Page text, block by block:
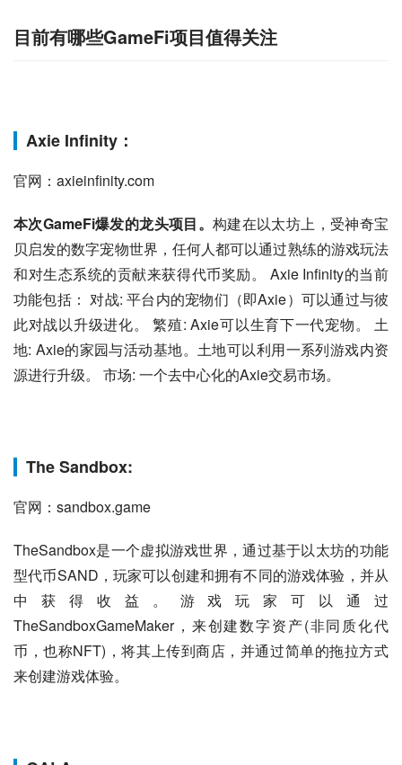
目前有哪些GameFi项目值得关注
Axie Infinity：
官网：axieinfinity.com
本次GameFi爆发的龙头项目。 构建在以太坊上，受神奇宝
贝启发的数字宠物世界，任何人都可以通过熟练的游戏玩法
和对生态系统的贡献来获得代币奖励。 Axie Infinity的当前
功能包括： 对战: 平台内的宠物们（即Axie）可以通过与彼
此对战以升级进化。 繁殖: Axie可以生育下一代宠物。 土
地: Axie的家园与活动基地。土地可以利用一系列游戏内资
源进行升级。 市场: 一个去中心化的Axie交易市场。
The Sandbox:
官网：sandbox.game
TheSandbox是一个虚拟游戏世界，通过基于以太坊的功能
型代币SAND，玩家可以创建和拥有不同的游戏体验，并从
中获得收益。游戏玩家可以通过
TheSandboxGameMaker，来创建数字资产(非同质化代
币，也称NFT)，将其上传到商店，并通过简单的拖拉方式
来创建游戏体验。